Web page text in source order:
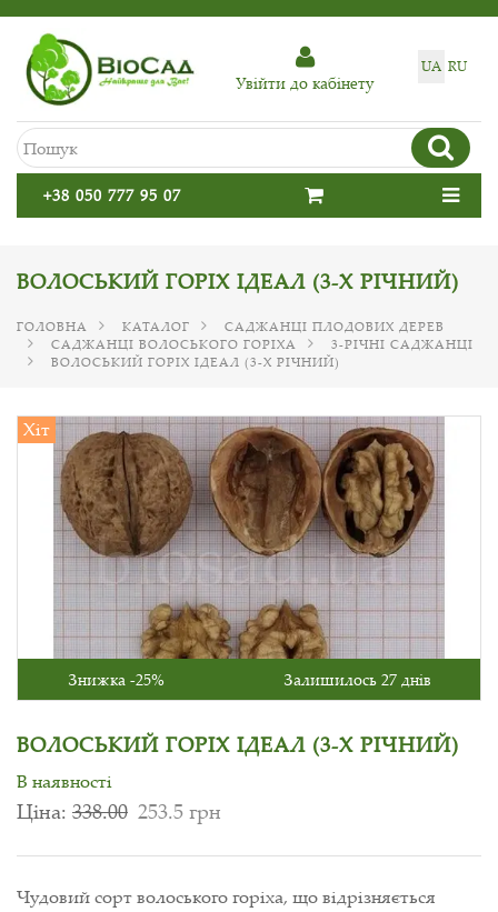
UA RU
Увiйти до кабiнету
+38 050 777 95 07
ВОЛОСЬКИЙ ГОРІХ ІДЕАЛ (3-Х РІЧНИЙ)
ГОЛОВНА КАТАЛОГ
САДЖАНЦІ ПЛОДОВИХ ДЕРЕВ
САДЖАНЦІ ВОЛОСЬКОГО ГОРІХА
3-РІЧНІ САДЖАНЦІ
ВОЛОСЬКИЙ ГОРІХ ІДЕАЛ (3-Х РІЧНИЙ)
Хіт
Знижка -25% Залишилось 27 днів
ВОЛОСЬКИЙ ГОРІХ ІДЕАЛ (3-Х РІЧНИЙ)
В наявності
Ціна: 338.00 253.5 грн
Чудовий сорт волоського горіха, що відрізняється